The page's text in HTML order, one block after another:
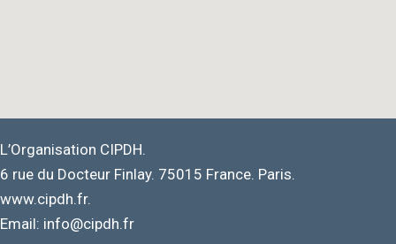
L’Organisation CIPDH.
6 rue du Docteur Finlay. 75015 France. Paris.
www.cipdh.fr.
Email: info@cipdh.fr